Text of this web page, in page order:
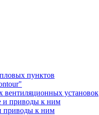
пунктов
вентиляционных установок
и приводы к ним
приводы к ним